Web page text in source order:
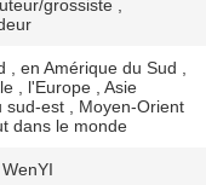
grossiste ,
, en Amérique du Sud ,
, l'Europe , Asie
sud-est , Moyen-Orient
dans le monde